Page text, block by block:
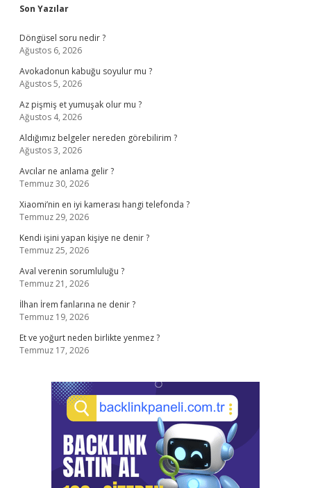
Sidebar
Son Yazılar
Döngüsel soru nedir ?
Ağustos 6, 2026
Avokadonun kabuğu soyulur mu ?
Ağustos 5, 2026
Az pişmiş et yumuşak olur mu ?
Ağustos 4, 2026
Aldığımız belgeler nereden görebilirim ?
Ağustos 3, 2026
Avcılar ne anlama gelir ?
Temmuz 30, 2026
Xiaomi’nin en iyi kamerası hangi telefonda ?
Temmuz 29, 2026
Kendi işini yapan kişiye ne denir ?
Temmuz 25, 2026
Aval verenin sorumluluğu ?
Temmuz 21, 2026
İlhan İrem fanlarına ne denir ?
Temmuz 19, 2026
Et ve yoğurt neden birlikte yenmez ?
Temmuz 17, 2026